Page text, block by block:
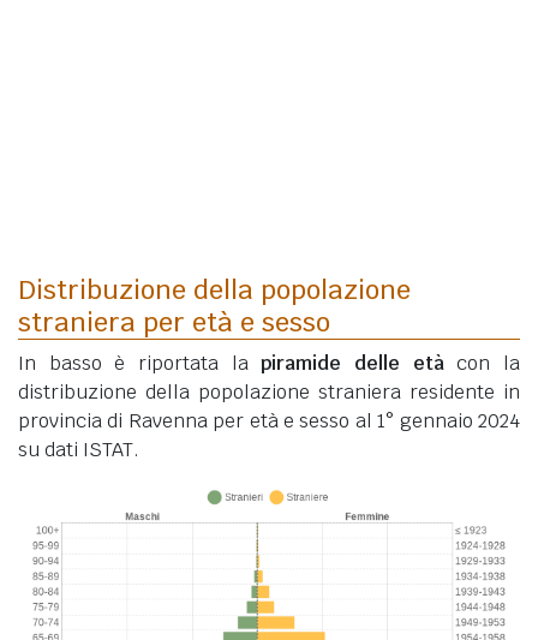
Distribuzione della popolazione
straniera per età e sesso
In basso è riportata lapiramide delle etàcon la
distribuzione della popolazione straniera residente in
provincia di Ravenna per età e sesso al 1° gennaio 2024
su dati ISTAT.